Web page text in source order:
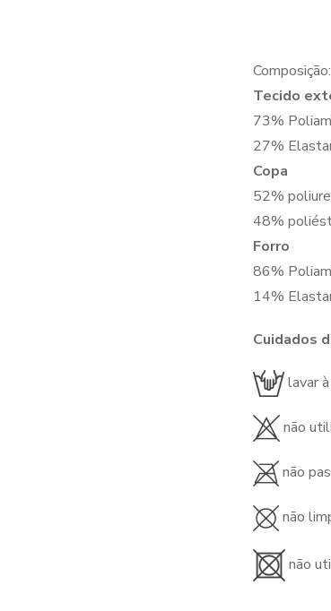
Composição:
Tecido
73%
27%
Copa
52%
48%
Forro
86%
14%
Cuidados
lavar
não
não
não
não